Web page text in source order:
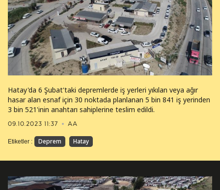
09.10.2023 11:37 AA
Hatay'da 6 Şubat'taki depremlerde iş yerleri yıkılan veya ağır
hasar alan esnaf için 30 noktada planlanan 5 bin 841 iş yerinden
3 bin 521'inin anahtarı sahiplerine teslim edildi.
Etiketler : Deprem Hatay